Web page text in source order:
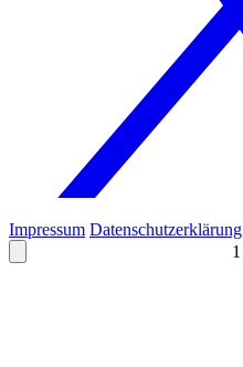
1
Impressum Datenschutzerklärung